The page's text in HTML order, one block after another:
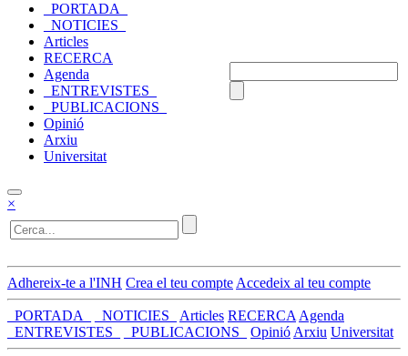
_PORTADA_
_NOTICIES_
Articles
RECERCA
Agenda
_ENTREVISTES_
_PUBLICACIONS_
Opinió
Arxiu
Universitat
×
Adhereix-te a l'INH Crea el teu compte Accedeix al teu compte
_PORTADA_ _NOTICIES_ Articles RECERCA Agenda
_ENTREVISTES_
_PUBLICACIONS_ Opinió Arxiu Universitat